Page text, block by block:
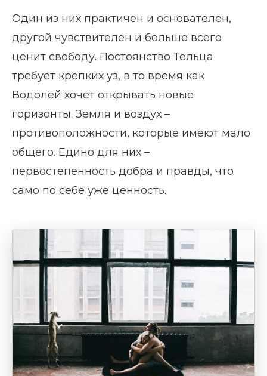
Один из них практичен и основателен,
другой чувствителен и больше всего
ценит свободу. Постоянство Тельца
требует крепких уз, в то время как
Водолей хочет открывать новые
горизонты. Земля и воздух –
противоположности, которые имеют мало
общего. Едино для них –
первостепенность добра и правды, что
само по себе уже ценность.